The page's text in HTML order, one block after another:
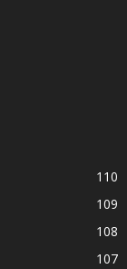
110
109
108
107